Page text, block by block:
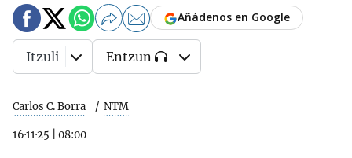
Carlos C. Borra NTM
16·11·25 08:00
Añádenos en Google
Itzuli Entzun